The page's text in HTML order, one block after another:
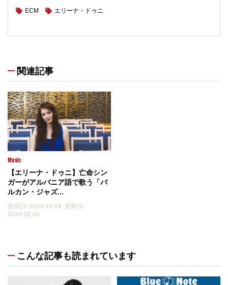
ECM エリーナ・ドゥニ
関連記事
Music
【エリーナ・ドゥニ】亡命シン
ガーがアルバニア語で歌う「バ
ルカン・ジャズ...
投稿日 : 2016.10.14 更新日 :
2019.02.26
こんな記事も読まれています